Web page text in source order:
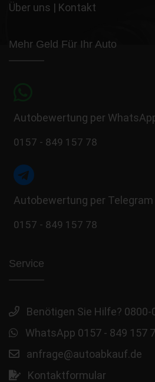
Über uns | Kontakt
Mehr Geld Für Ihr Auto
Autobewertung per
0157 - 849 157 78
Autobewertung per Telegram
0157 - 849 157 78
Service
Benötigen Sie Hilfe? 0800-
WhatsApp 0157 - 849 157
anfrage@autoabkauf.de
Kontaktformular